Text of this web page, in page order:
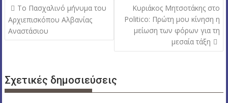
Π
λ
ο
η
σ
Το Πασχαλινό μήνυμα του
Αρχιεπισκόπου Αλβανίας
Αναστάσιου
Κυριάκος Μητσοτάκης στο
Politico: Πρώτη μου κίνηση η
μείωση των φόρων για τη
μεσαία τάξη
Σχετικές δημοσιεύσεις